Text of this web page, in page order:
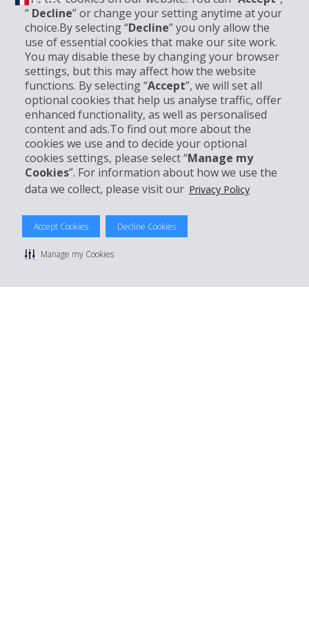
“ Decline” or change your setting anytime at your
choice.By selecting “Decline” you only allow the
use of essential cookies that make our site work.
You may disable these by changing your browser
settings, but this may affect how the website
functions. By selecting “Accept”, we will set all
optional cookies that help us analyse traffic, offer
enhanced functionality, as well as personalised
content and ads.To find out more about the
cookies we use and to decide your optional
cookies settings, please select “Manage my
Cookies”. For information about how we use the
data we collect, please visit our Privacy Policy
Accept Cookies Decline Cookies
Manage my Cookies
Informations sur l'entreprise
Entreprise
Support client
Réserver avec Hertz
© 2026 The Hertz System, Inc.
Politique de confidentialité
Conditions de location |